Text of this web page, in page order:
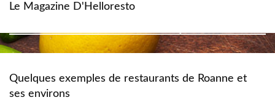
Le Magazine D'Helloresto
Quelques exemples de restaurants de Roanne et
ses environs